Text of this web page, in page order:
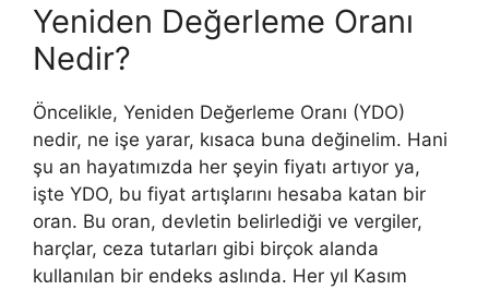
Yeniden Değerleme Oranı
Nedir?
Öncelikle, Yeniden Değerleme Oranı (YDO)
nedir, ne işe yarar, kısaca buna değinelim. Hani
şu an hayatımızda her şeyin fiyatı artıyor ya,
işte YDO, bu fiyat artışlarını hesaba katan bir
oran. Bu oran, devletin belirlediği ve vergiler,
harçlar, ceza tutarları gibi birçok alanda
kullanılan bir endeks aslında. Her yıl Kasım